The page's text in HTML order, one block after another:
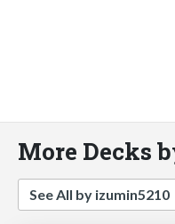
More Decks
See All by izumin5210